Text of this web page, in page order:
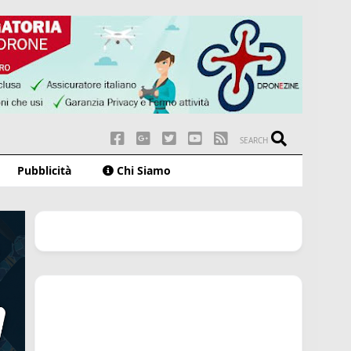
SEARCH
Pubblicità Chi Siamo